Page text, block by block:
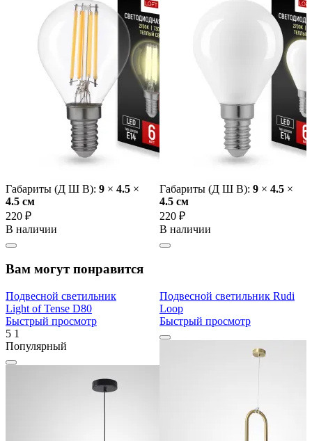
Габариты (Д Ш В): 9 × 4.5 ×
4.5 cм
220 ₽
В наличии
Габариты (Д Ш В): 9 × 4.5 ×
4.5 cм
220 ₽
В наличии
Вам могут понравится
Подвесной светильник
Light of Tense D80
Быстрый просмотр
5 1
Популярный
Подвесной светильник Rudi
Loop
Быстрый просмотр